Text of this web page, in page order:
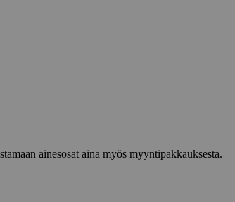
ainesosat aina myös myyntipakkauksesta.